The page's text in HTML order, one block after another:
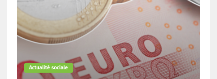
Actualité sociale